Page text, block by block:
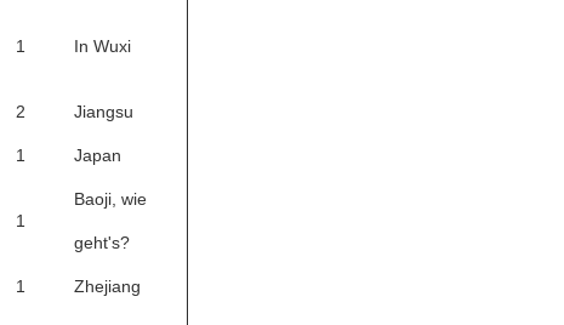
1 In Wuxi
2 Jiangsu
1 Japan
1
Baoji, wie
geht's?
1 Zhejiang